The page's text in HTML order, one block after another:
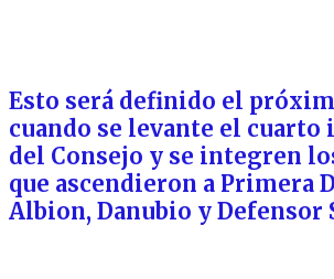
Esto será definido el
cuando se levante el
del Consejo y se integren
que ascendieron a Primera
Albion, Danubio y Defensor